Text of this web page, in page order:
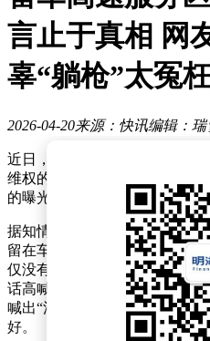
言止于真相 网
辜“躺枪”太冤
2026-04-20来源：快讯编辑：瑞
近日，社交平台上流传着一则
维权的消息，引发广泛关注与
的曝光，这一谣言很快被戳破
据知情博主透露，雷军的车队
留在车内处理事务，并未下车
仅没有进行所谓的维权，反而
话高喊欢迎口号。有车友自报
喊出“江苏十三太保欢迎雷总”
好。